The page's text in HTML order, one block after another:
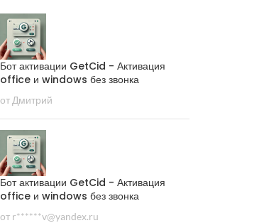
Бот активации GetCid - Активация
office и windows без звонка
от Дмитрий
Бот активации GetCid - Активация
office и windows без звонка
от r******v@yandex.ru